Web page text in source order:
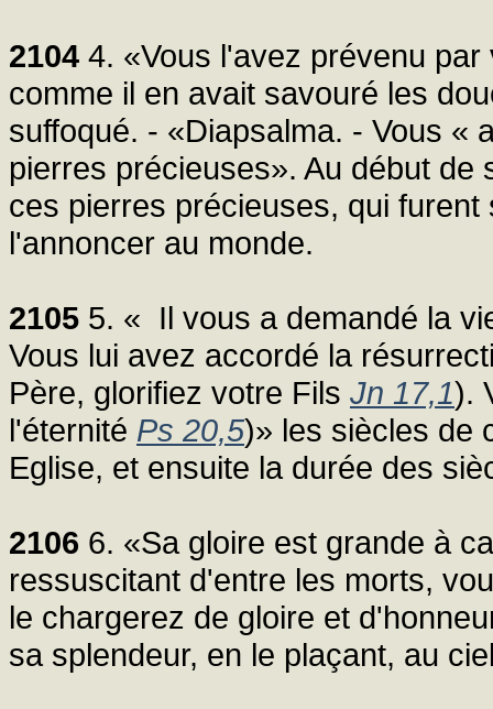
2104 4. «Vous l'avez prévenu
comme il en avait savouré les
suffoqué. - «Diapsalma. - Vous «
pierres précieuses». Au début
ces pierres précieuses, qui
l'annoncer au monde.
2105 5. « Il vous a demandé la
Vous lui avez accordé la
Père, glorifiez votre Fils Jn 17,1).
l'éternité Ps 20,5)» les siècles de
Eglise, et ensuite la durée des
2106 6. «Sa gloire est grande à
ressuscitant d'entre les morts,
le chargerez de gloire et
sa splendeur, en le plaçant, au